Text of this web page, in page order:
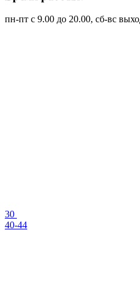
пн-пт с 9.00 до 20.00, сб-вс
30
40-44